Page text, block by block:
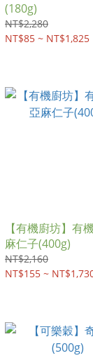
(180g)
NT$2,280
NT$85 ~ NT$1,825
【有機廚坊】有
麻仁子(400g)
NT$2,160
NT$155 ~